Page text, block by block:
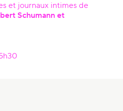
et journaux intimes de
Schumann et